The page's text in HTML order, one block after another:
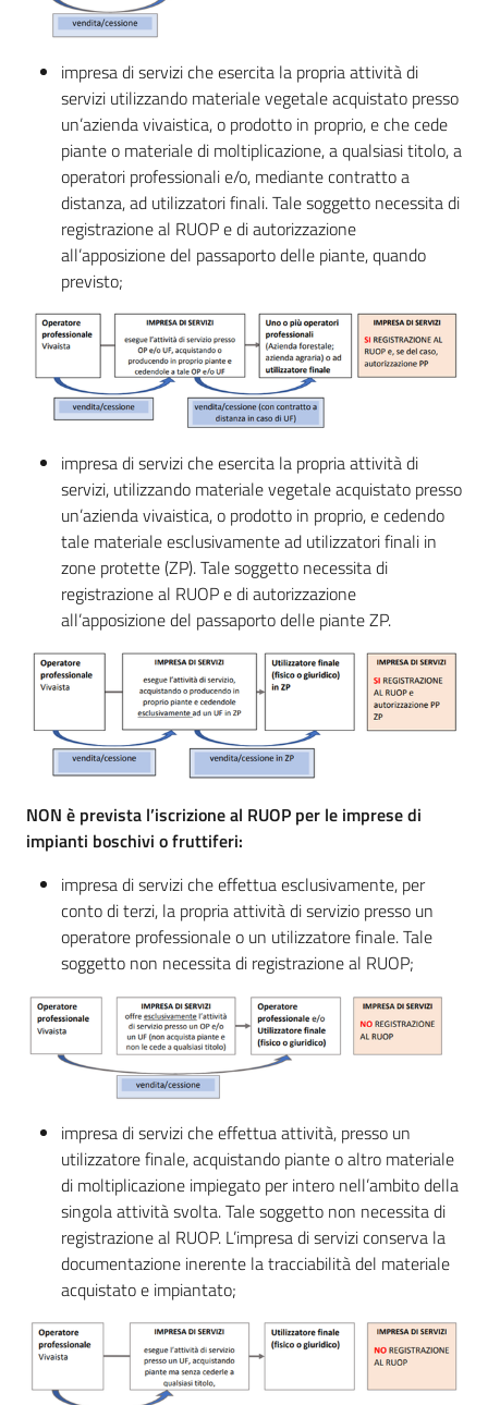
impresa di servizi che esercita la propria attività di
servizi utilizzando materiale vegetale acquistato presso
un’azienda vivaistica, o prodotto in proprio, e che cede
piante o materiale di moltiplicazione, a qualsiasi titolo, a
operatori professionali e/o, mediante contratto a
distanza, ad utilizzatori finali. Tale soggetto necessita di
registrazione al RUOP e di autorizzazione
all’apposizione del passaporto delle piante, quando
previsto;
impresa di servizi che esercita la propria attività di
servizi, utilizzando materiale vegetale acquistato presso
un’azienda vivaistica, o prodotto in proprio, e cedendo
tale materiale esclusivamente ad utilizzatori finali in
zone protette (ZP). Tale soggetto necessita di
registrazione al RUOP e di autorizzazione
all’apposizione del passaporto delle piante ZP.
NON è prevista l’iscrizione al RUOP per le imprese di
impianti boschivi o fruttiferi:
impresa di servizi che effettua esclusivamente, per
conto di terzi, la propria attività di servizio presso un
operatore professionale o un utilizzatore finale. Tale
soggetto non necessita di registrazione al RUOP;
impresa di servizi che effettua attività, presso un
utilizzatore finale, acquistando piante o altro materiale
di moltiplicazione impiegato per intero nell’ambito della
singola attività svolta. Tale soggetto non necessita di
registrazione al RUOP. L’impresa di servizi conserva la
documentazione inerente la tracciabilità del materiale
acquistato e impiantato;